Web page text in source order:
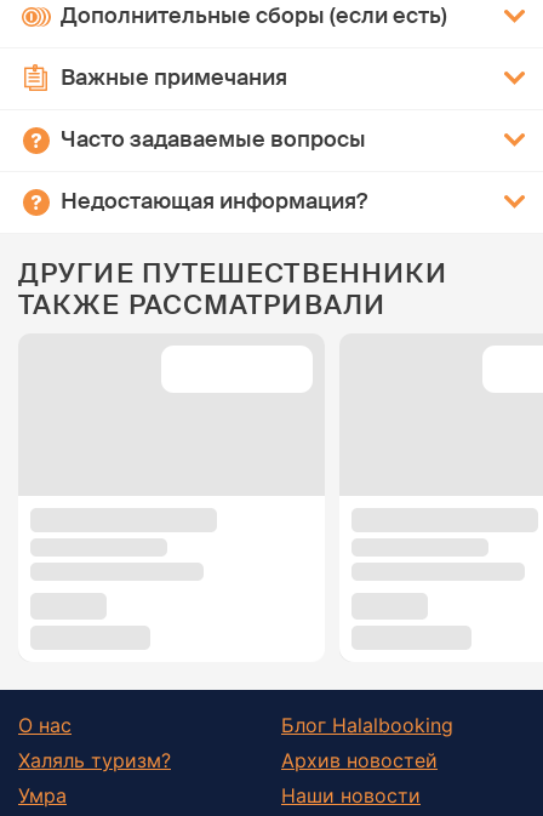
Дополнительные сборы (если есть)
Важные примечания
Часто задаваемые вопросы
Недостающая информация?
ДРУГИЕ ПУТЕШЕСТВЕННИКИ
ТАКЖЕ РАССМАТРИВАЛИ
О нас
Халяль туризм?
Умра
Блог Halalbooking
Архив новостей
Наши новости